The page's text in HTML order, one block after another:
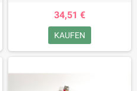
34,51 €
KAUFEN